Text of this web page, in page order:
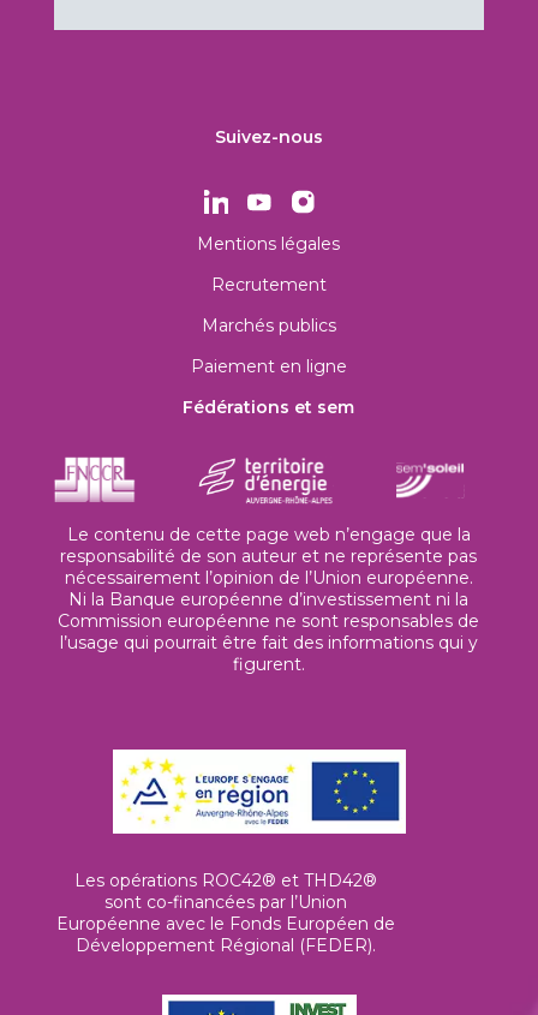
Suivez-nous
Mentions légales
Recrutement
Marchés publics
Paiement en ligne
Fédérations et sem
Le contenu de cette page web n’engage que la
responsabilité de son auteur et ne représente pas
nécessairement l’opinion de l’Union européenne.
Ni la Banque européenne d’investissement ni la
Commission européenne ne sont responsables de
l’usage qui pourrait être fait des informations qui y
figurent.
Les opérations ROC42® et THD42®
sont co-financées par l’Union
Européenne avec le Fonds Européen de
Développement Régional (FEDER).